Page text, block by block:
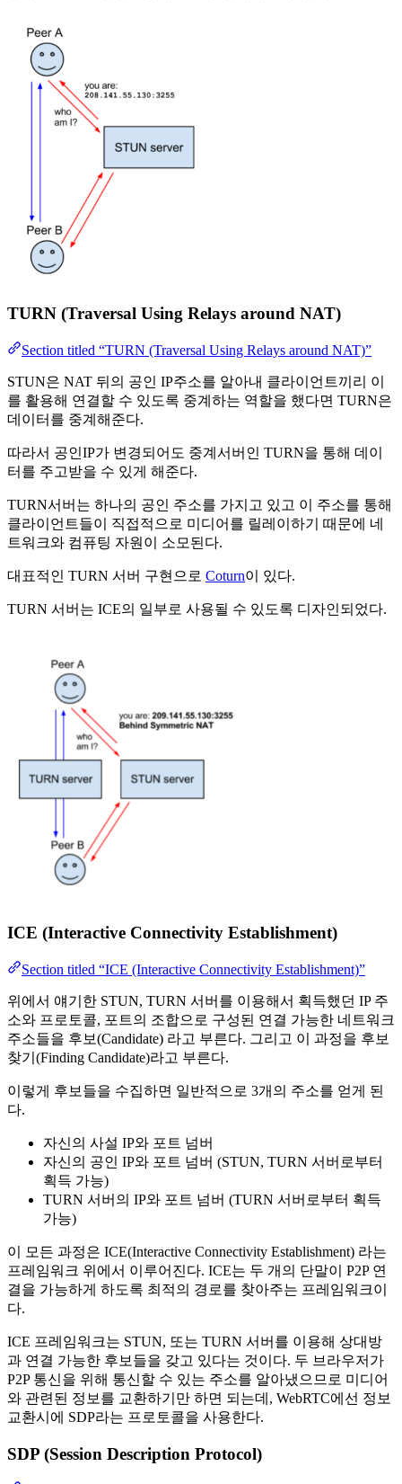
TURN (Traversal Using Relays around NAT)
Section titled “TURN (Traversal Using Relays around NAT)”
STUN은 NAT 뒤의 공인 IP주소를 알아내 클라이언트끼리 이
를 활용해 연결할 수 있도록 중계하는 역할을 했다면 TURN은
데이터를 중계해준다.
따라서 공인IP가 변경되어도 중계서버인 TURN을 통해 데이
터를 주고받을 수 있게 해준다.
TURN서버는 하나의 공인 주소를 가지고 있고 이 주소를 통해
클라이언트들이 직접적으로 미디어를 릴레이하기 때문에 네
트워크와 컴퓨팅 자원이 소모된다.
대표적인 TURN 서버 구현으로 Coturn이 있다.
TURN 서버는 ICE의 일부로 사용될 수 있도록 디자인되었다.
ICE (Interactive Connectivity Establishment)
Section titled “ICE (Interactive Connectivity Establishment)”
위에서 얘기한 STUN, TURN 서버를 이용해서 획득했던 IP 주
소와 프로토콜, 포트의 조합으로 구성된 연결 가능한 네트워크
주소들을 후보(Candidate) 라고 부른다. 그리고 이 과정을 후보
찾기(Finding Candidate)라고 부른다.
이렇게 후보들을 수집하면 일반적으로 3개의 주소를 얻게 된
다.
자신의 사설 IP와 포트 넘버
자신의 공인 IP와 포트 넘버 (STUN, TURN 서버로부터
획득 가능)
TURN 서버의 IP와 포트 넘버 (TURN 서버로부터 획득
가능)
이 모든 과정은 ICE(Interactive Connectivity Establishment) 라는
프레임워크 위에서 이루어진다. ICE는 두 개의 단말이 P2P 연
결을 가능하게 하도록 최적의 경로를 찾아주는 프레임워크이
다.
ICE 프레임워크는 STUN, 또는 TURN 서버를 이용해 상대방
과 연결 가능한 후보들을 갖고 있다는 것이다. 두 브라우저가
P2P 통신을 위해 통신할 수 있는 주소를 알아냈으므로 미디어
와 관련된 정보를 교환하기만 하면 되는데, WebRTC에선 정보
교환시에 SDP라는 프로토콜을 사용한다.
SDP (Session Description Protocol)